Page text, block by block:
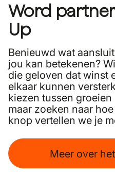
Word
Up
Benieuwd wat
jou kan betekenen?
die geloven dat winst
elkaar kunnen
kiezen tussen
maar zoeken naar
knop vertellen we je
Meer over